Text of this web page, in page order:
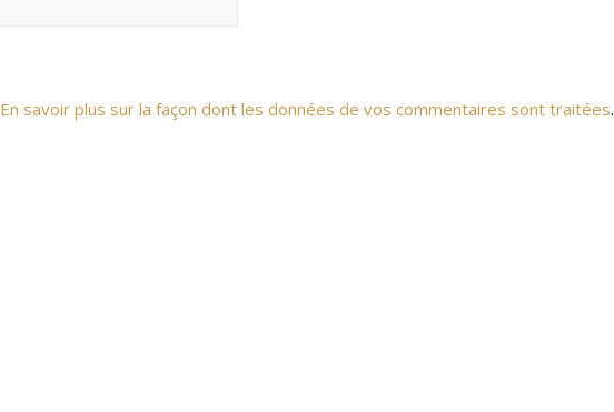
En savoir plus sur la façon dont les données de vos commentaires sont traitées.